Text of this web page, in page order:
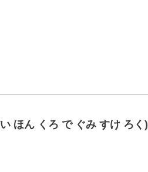
ほん くろ で ぐみ すけ ろく)